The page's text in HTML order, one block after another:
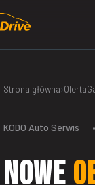
Strona główna›Oferta
KODO Auto Serwis
Nowe